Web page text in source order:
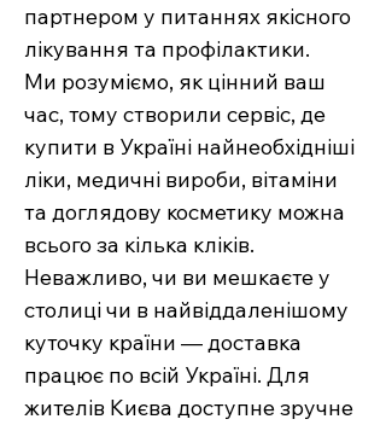
партнером у питаннях якісного
лікування та профілактики.
Ми розуміємо, як цінний ваш
час, тому створили сервіс, де
купити в Україні найнеобхідніші
ліки, медичні вироби, вітаміни
та доглядову косметику можна
всього за кілька кліків.
Неважливо, чи ви мешкаєте у
столиці чи в найвіддаленішому
куточку країни — доставка
працює по всій Україні. Для
жителів Києва доступне зручне